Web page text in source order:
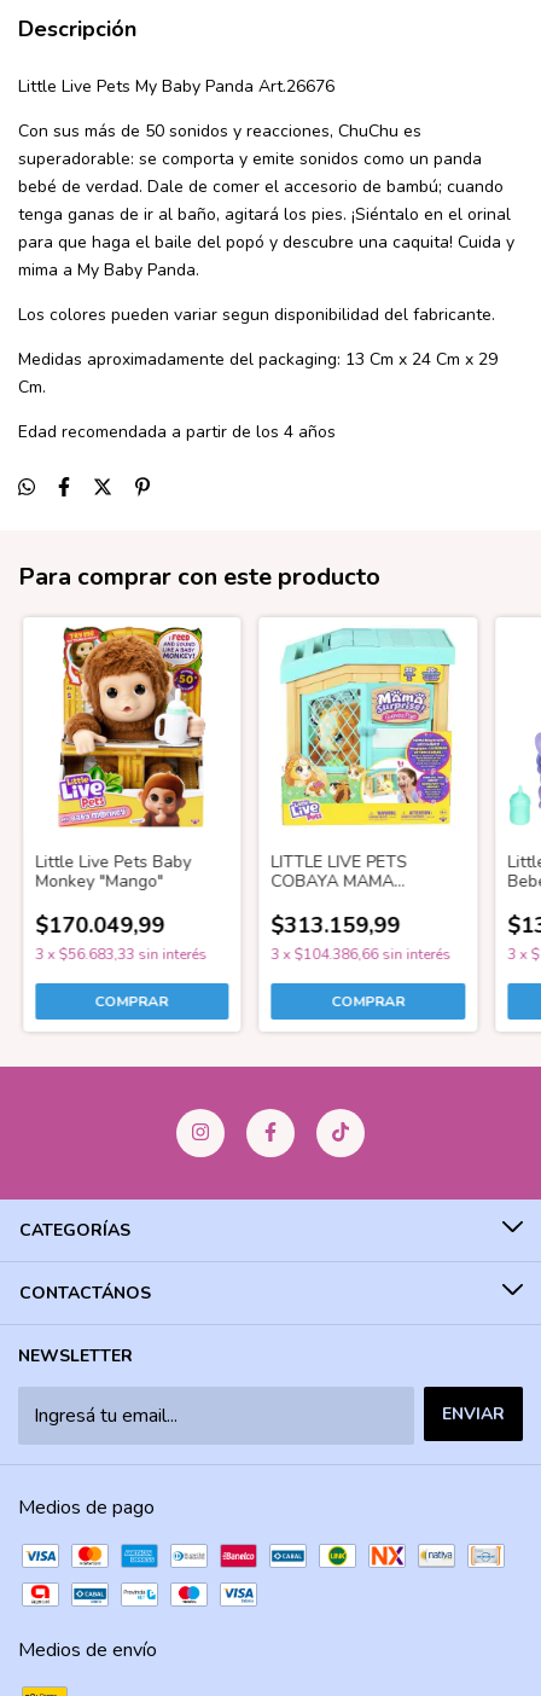
Descripción
Little Live Pets My Baby Panda Art.26676
Con sus más de 50 sonidos y reacciones, ChuChu es
superadorable: se comporta y emite sonidos como un panda
bebé de verdad. Dale de comer el accesorio de bambú; cuando
tenga ganas de ir al baño, agitará los pies. ¡Siéntalo en el orinal
para que haga el baile del popó y descubre una caquita! Cuida y
mima a My Baby Panda.
Los colores pueden variar segun disponibilidad del fabricante.
Medidas aproximadamente del packaging: 13 Cm x 24 Cm x 29
Cm.
Edad recomendada a partir de los 4 años
Para comprar con este producto
Little Live Pets Baby
Monkey "Mango"
$170.049,99
3x$56.683,33 sin interés
LITTLE LIVE PETS
COBAYA MAMA
$313.159,99
3 x$104.386,66 sin interés 3x
CATEGORÍAS
CONTACTÁNOS
NEWSLETTER
Medios de pago
Medios de envío